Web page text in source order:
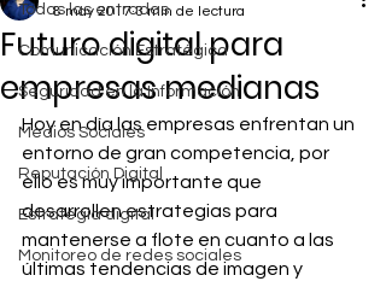
Todas las entradas
Comunicación Estratégica
Seguridad en la Información
Medios Sociales
Reputación Digital
Estrategia digital
Monitoreo de redes sociales
Futuro digital para
empresas medianas
8 may 2017 3 min de lectura
Hoy en día las empresas enfrentan un
entorno de gran competencia, por
ello es muy importante que
desarrollen estrategias para
mantenerse a flote en cuanto a las
últimas tendencias de imagen y